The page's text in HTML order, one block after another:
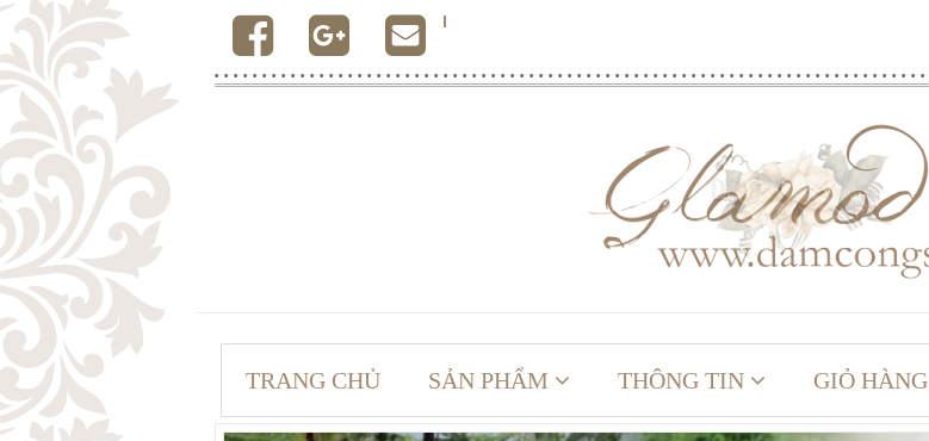
TRANG CHỦ SẢN PHẨM THÔNG TIN GIỎ HÀNG